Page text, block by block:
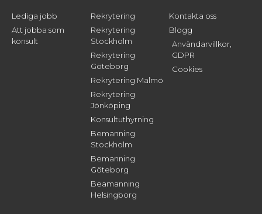
Lediga jobb
Att jobba som
konsult
Rekrytering
Rekrytering
Stockholm
Rekrytering
Göteborg
Rekrytering Malmö
Rekrytering
Jönköping
Konsultuthyrning
Bemanning
Stockholm
Bemanning
Göteborg
Beamanning
Helsingborg
Kontakta oss
Blogg
Användarvillkor,
GDPR
Cookies